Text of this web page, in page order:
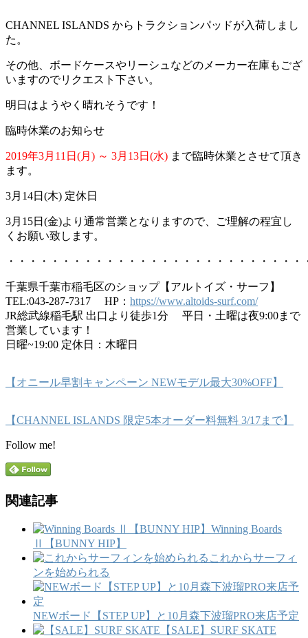
CHANNEL ISLANDS からトラクションパッドが入荷しまし
た。
その他、ボードケースやリーシュなどのメーカー在庫もござ
いますのでリクエスト下さい。
明日はようやく晴れそうです！
臨時休業のお知らせ
2019年3月11日(月) ～ 3月13日(水) まで臨時休業とさせて頂き
ます。
3月14日(木) 定休日
3月15日(金)より通常営業となりますので、ご理解の程宜し
くお願い致します。
・・・・・・・・・・・・・・・・・・・・・・・・・・
千葉県千葉市稲毛区のショップ【アルトイズ・サーフ】
TEL:043-287-7317 HP： https://www.altoids-surf.com/
JR総武線稲毛駅 出口より徒歩1分 平日・土曜は夜9:00まで
営業しています！
日曜~19:00 定休日：木曜日
【オニール早割キャンペーン NEWモデル最大30%OFF】
【CHANNEL ISLANDS 限定5本オーダー料無料 3/17まで】
Follow me!
関連記事
Winning Boards
Ⅱ【BUNNY HIP】
これからサーフィ
ンを始められる
NEWボード【STEP UP】と10月森下波瑠PRO来店予定
【SALE】SURF SKATE